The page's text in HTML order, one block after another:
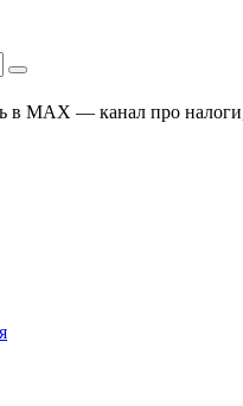
в MAX — канал про